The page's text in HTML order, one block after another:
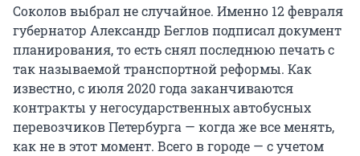
Соколов выбрал не случайное. Именно 12 февраля
губернатор Александр Беглов подписал документ
планирования, то есть снял последнюю печать с
так называемой транспортной реформы. Как
известно, с июля 2020 года заканчиваются
контракты у негосударственных автобусных
перевозчиков Петербурга — когда же все менять,
как не в этот момент. Всего в городе — с учетом